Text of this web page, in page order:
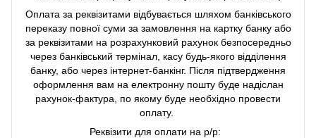
Оплата за реквізитами відбувається шляхом банківського
переказу повної суми за замовлення на картку банку або
за реквізитами на розрахунковий рахунок безпосередньо
через банківський термінал, касу будь-якого відділення
банку, або через інтернет-банкінг. Після підтвердження
оформлення вам на електронну пошту буде надіслан
рахунок-фактура, по якому буде необхідно провести
оплату.
Реквізити для оплати на р/р: